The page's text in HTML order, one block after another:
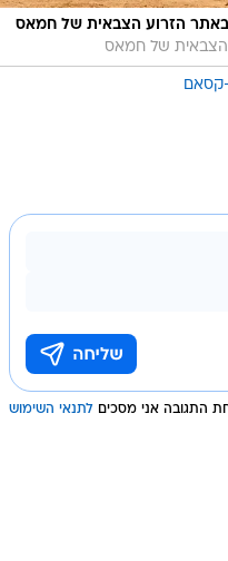
הזרוע הצבאית של חמאס
הצבאית של חמאס
קסאם
התגובה אני מסכים לתנאי השימוש